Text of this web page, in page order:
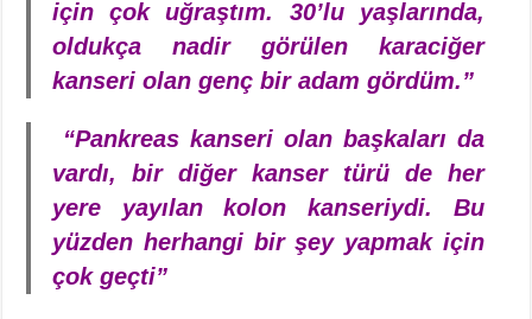
için çok uğraştım. 30’lu yaşlarında,
oldukça nadir görülen karaciğer
kanseri olan genç bir adam gördüm.”
“Pankreas kanseri olan başkaları da
vardı, bir diğer kanser türü de her
yere yayılan kolon kanseriydi. Bu
yüzden herhangi bir şey yapmak için
çok geçti”